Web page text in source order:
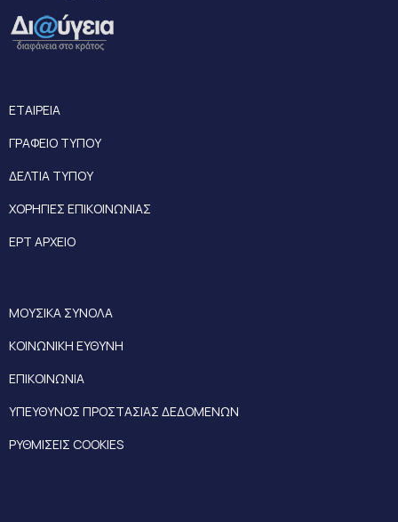
ΕΤΑΙΡΕΙΑ
ΓΡΑΦΕΙΟ ΤΥΠΟΥ
ΔΕΛΤΙΑ ΤΥΠΟΥ
ΧΟΡΗΓΙΕΣ ΕΠΙΚΟΙΝΩΝΙΑΣ
ΕΡΤ ΑΡΧΕΙΟ
ΜΟΥΣΙΚΑ ΣΥΝΟΛΑ
ΚΟΙΝΩΝΙΚΗ ΕΥΘΥΝΗ
ΕΠΙΚΟΙΝΩΝΙΑ
ΥΠΕΥΘΥΝΟΣ ΠΡΟΣΤΑΣΙΑΣ ΔΕΔΟΜΕΝΩΝ
ΡΥΘΜΙΣΕΙΣ COOKIES